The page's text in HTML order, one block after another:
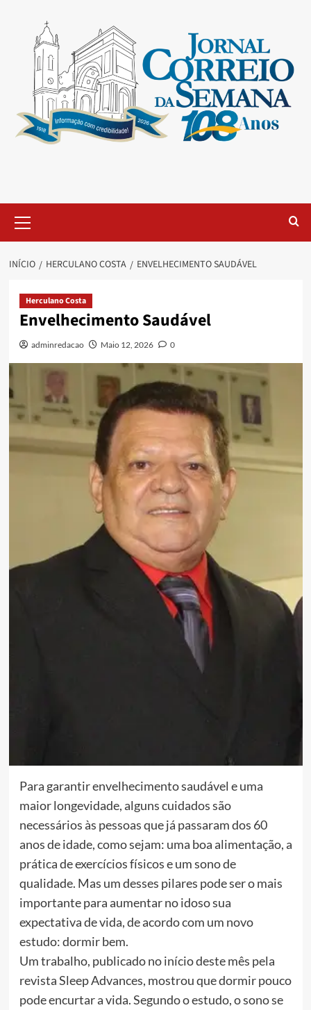
INÍCIO HERCULANO COSTA ENVELHECIMENTO SAUDÁVEL
Herculano Costa
Envelhecimento Saudável
adminredacao Maio 12, 2026 0
Para garantir envelhecimento saudável e uma
maior longevidade, alguns cuidados são
necessários às pessoas que já passaram dos 60
anos de idade, como sejam: uma boa alimentação, a
prática de exercícios físicos e um sono de
qualidade. Mas um desses pilares pode ser o mais
importante para aumentar no idoso sua
expectativa de vida, de acordo com um novo
estudo: dormir bem.
Um trabalho, publicado no início deste mês pela
revista Sleep Advances, mostrou que dormir pouco
pode encurtar a vida. Segundo o estudo, o sono se